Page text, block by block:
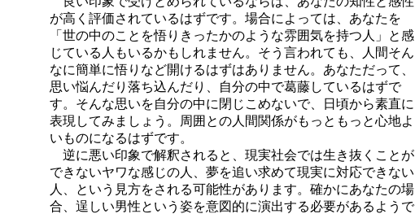
が高く評価されているはずです。場合によっては、あなたを
「世の中のことを悟りきったかのような雰囲気を持つ人」と感
じている人もいるかもしれません。そう言われても、人間そん
なに簡単に悟りなど開けるはずはありません。あなただって、
思い悩んだり落ち込んだり、自分の中で葛藤しているはずで
す。そんな思いを自分の中に閉じこめないで、日頃から素直に
表現してみましょう。周囲との人間関係がもっともっと心地よ
いものになるはずです。
逆に悪い印象で解釈されると、現実社会では生き抜くことが
できないヤワな感じの人、夢を追い求めて現実に対応できない
人、という見方をされる可能性があります。確かにあなたの場
合、逞しい男性という姿を意図的に演出する必要があるようで